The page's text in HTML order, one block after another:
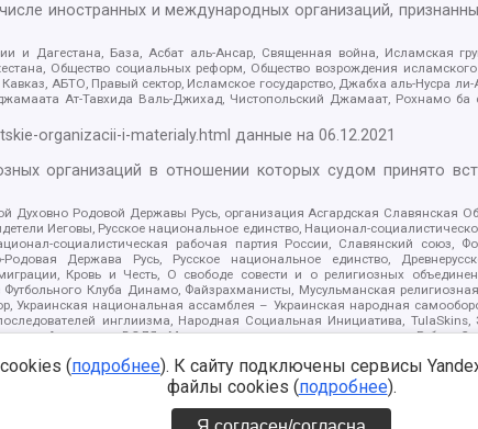
иностранных и международных организаций,
Дагестана, База, Асбат аль-Ансар, Священная война, Исламская
Общество социальных реформ, Общество возрождения
АБТО, Правый сектор, Исламское государство, Джабха аль-
Ат-Тавхида Валь-Джихад, Чистопольский Джамаат, Рохнамо ба
organizacii-i-materialy.html данные на06.12.2021
организаций в отношении которых судом принято
Духовно Родовой Державы Русь, организация Асгардская
Иеговы, Русское национальное единство, Национал-
социалистическая рабочая партия России, Славянский
Держава Русь, Русское национальное единство,
Кровь и Честь, О свободе совести и о религиозных
Футбольного Клуба Динамо, Файзрахманисты, Мусульманская
Украинская национальная ассамблея – Украинская народная
инглиизма, Народная Социальная Инициатива, TulaSkins,
г. Астрахани, ВОЛЯ, Меджлис крымскотатарского народа, Рубеж
Ак Умут, Русская республика Русь, Арестантское уголовное
Фонд борьбы с коррупцией, Фонд защиты прав граждан, Штабы
(подробнее). К сайту подключены сервисы
файлы cookies (подробнее).